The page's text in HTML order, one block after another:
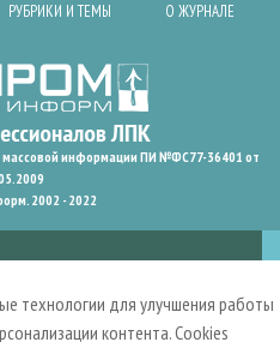
РУБРИКИ И ТЕМЫ О ЖУРНАЛЕ
массовой информации ПИ №ФС77-36401 от
2002 - 2022
технологии для улучшения работы
контента. Cookies